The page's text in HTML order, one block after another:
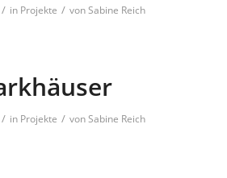
/ in Projekte / vonSabine Reich
/ in Projekte / vonSabine Reich